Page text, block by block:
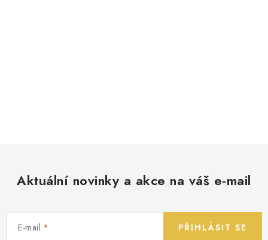
Aktuální novinky a akce na váš e-mail
E-mail PŘIHLÁSIT SE